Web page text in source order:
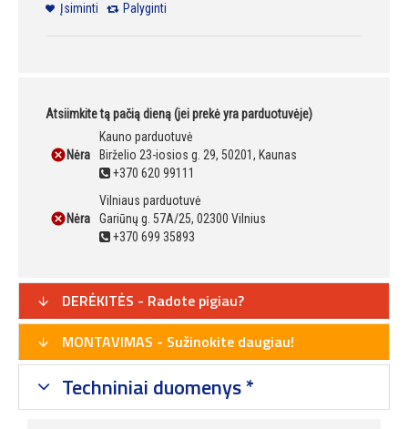
Įsiminti Palyginti
Atsiimkite tą pačią dieną (jei prekė yra parduotuvėje)
Nėra
Kauno parduotuvė
Birželio 23-iosios g. 29, 50201, Kaunas
+370 620 99111
Nėra
Vilniaus parduotuvė
Gariūnų g. 57A/25, 02300 Vilnius
+370 699 35893
DERĖKITĖS - Radote pigiau?
MONTAVIMAS - Sužinokite daugiau!
Techniniai duomenys *